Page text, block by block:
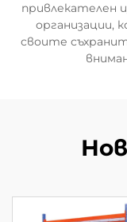
привлекателен
своите